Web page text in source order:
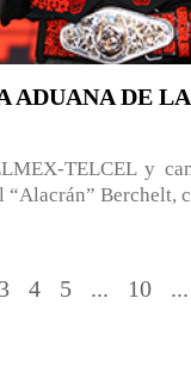
ADUANA DE
TELCEL y
Berchelt,
3 4 5 ... 10 ...